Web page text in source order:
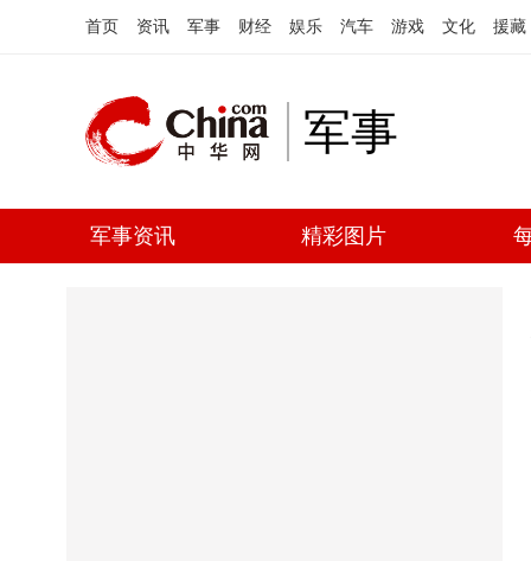
首页 资讯 军事 财经 娱乐 汽车 游戏 文化 援藏
军事
军事资讯 精彩图片